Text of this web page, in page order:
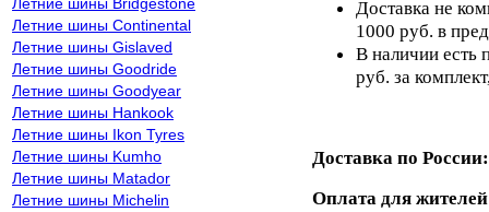
Летние шины Continental
Летние шины Gislaved
Летние шины Goodride
Летние шины Goodyear
Летние шины Hankook
Летние шины Ikon Tyres
Летние шины Kumho
Летние шины Matador
Летние шины Michelin
Доставка не
1000 руб. в
В наличии есть
руб. за
Доставка по России:
Оплата для